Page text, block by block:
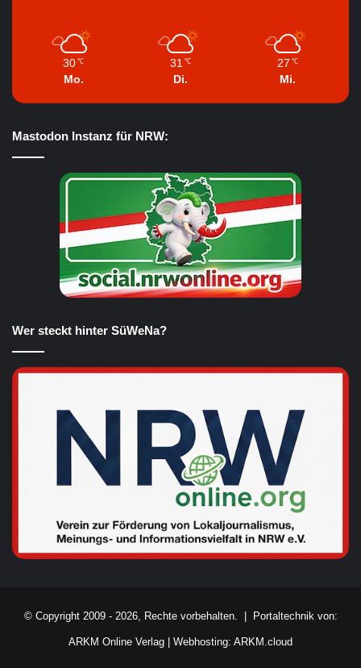
30 ℃
Mo.
31 ℃
Di.
27 ℃
Mi.
Mastodon Instanz für NRW:
Wer steckt hinter SüWeNa?
© Copyright 2009 - 2026, Rechte vorbehalten. | Portaltechnik von:
ARKM Online Verlag Webhosting: ARKM.cloud